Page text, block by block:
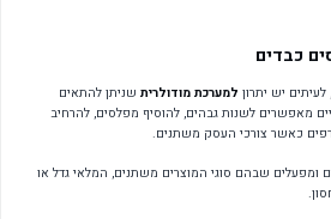
כבדים
יש יתרון למערכת מודולרית שניתן להתאים
מאפשרים לשנות גבהים, להוסיף מפלסים, להרחיב
כאשר צורכי העסק משתנים.
ומפעלים שבהם סוגי המוצרים משתנים, המלאי גדל או